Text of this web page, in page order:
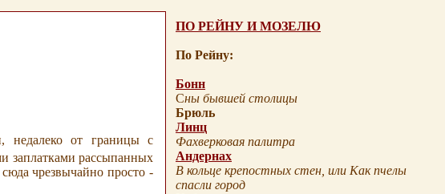
недалеко от границы с
заплатками рассыпанных
сюда чрезвычайно просто -
ПО РЕЙНУ И МОЗЕЛЮ
По Рейну:
Бонн
Сны бывшей столицы
Брюль
Линц
Фахверковая палитра
Андернах
В кольце крепостных стен, или Как пчелы
спасли город